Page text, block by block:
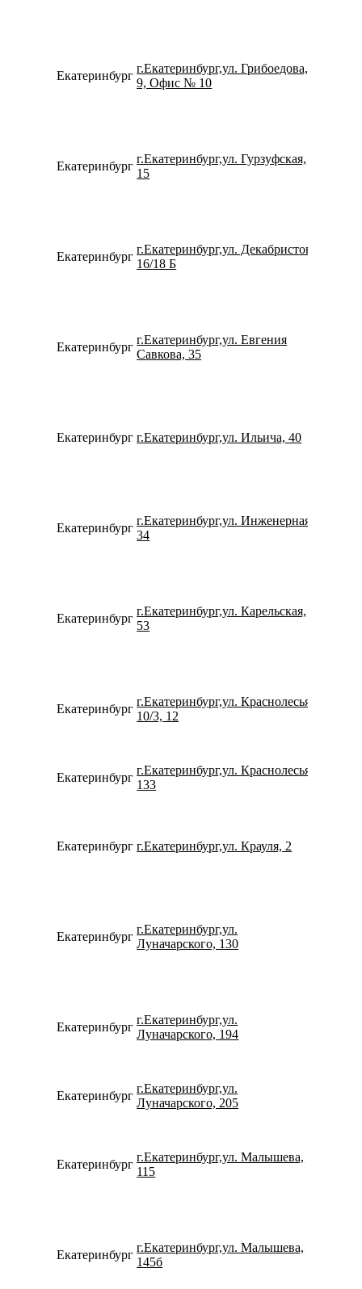
Екатеринбург
г.Екатеринбург,ул. Грибоедова,
9, Офис № 10
Екатеринбург
г.Екатеринбург,ул. Гурзуфская,
15
Екатеринбург
г.Екатеринбург,ул. Декабристов,
16/18 Б
Екатеринбург
г.Екатеринбург,ул. Евгения
Савкова, 35
Екатеринбург г.Екатеринбург,ул. Ильича, 40
Екатеринбург
г.Екатеринбург,ул. Инженерная,
34
Екатеринбург
г.Екатеринбург,ул. Карельская,
53
Екатеринбург
г.Екатеринбург,ул. Краснолесья,
10/3, 12
Екатеринбург
г.Екатеринбург,ул. Краснолесья,
133
Екатеринбург г.Екатеринбург,ул. Крауля, 2
Екатеринбург
г.Екатеринбург,ул.
Луначарского, 130
Екатеринбург
г.Екатеринбург,ул.
Луначарского, 194
Екатеринбург
г.Екатеринбург,ул.
Луначарского, 205
Екатеринбург
г.Екатеринбург,ул. Малышева,
115
Екатеринбург
г.Екатеринбург,ул. Малышева,
145б